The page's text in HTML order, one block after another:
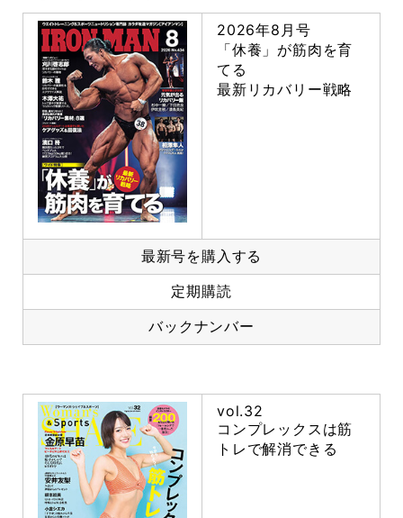
2026年8月号
「休養」が筋肉を育
てる
最新リカバリー戦略
最新号を購入する
定期購読
バックナンバー
vol.32
コンプレックスは筋
トレで解消できる